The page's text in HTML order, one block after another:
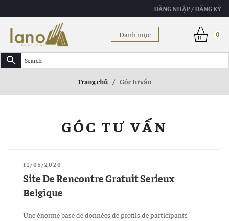
ĐĂNG NHẬP / ĐĂNG KÝ
Danh mục 0
Trang chủ / Góc tư vấn
GÓC TƯ VẤN
ĐĂNG
TRONG
11/05/2020
Site De Rencontre Gratuit Serieux
Belgique
Une énorme base de données de profils de participants